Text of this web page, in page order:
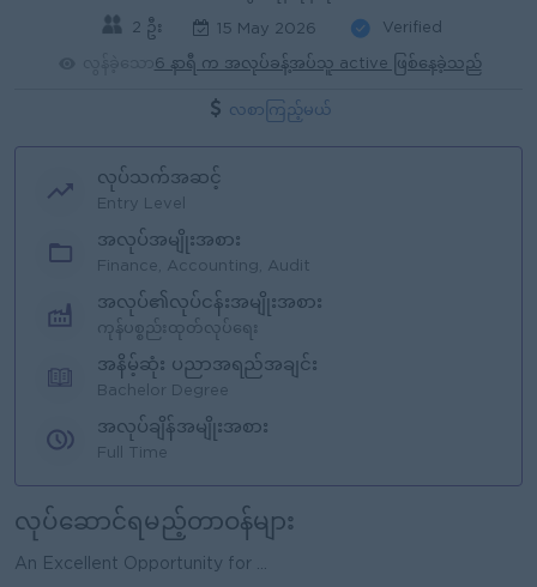
2 ဦး 15 May 2026 Verified
6 နာရီ က အလုပ်ခန့်အပ်သူ active ဖြစ်နေခဲ့သည်
လစာကြည့်မယ်
လုပ်သက်အဆင့်
Entry Level
အလုပ်အမျိုးအစား
Finance, Accounting, Audit
အလုပ်၏လုပ်ငန်းအမျိုးအစား
ကုန်ပစ္စည်းထုတ်လုပ်ရေး
အနိမ့်ဆုံး ပညာအရည်အချင်း
Bachelor Degree
အလုပ်ချိန်အမျိုးအစား
Full Time
လုပ်ဆောင်ရမည့်တာဝန်များ
An Excellent Opportunity for ...